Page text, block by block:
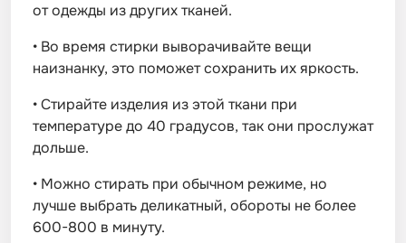
от одежды из других тканей.
• Во время стирки выворачивайте вещи
наизнанку, это поможет сохранить их яркость.
•Стирайте изделия из этой ткани при
температуре до 40 градусов, так они прослужат
дольше.
• Можно стирать при обычном режиме, но
лучше выбрать деликатный, обороты не более
600-800 в минуту.